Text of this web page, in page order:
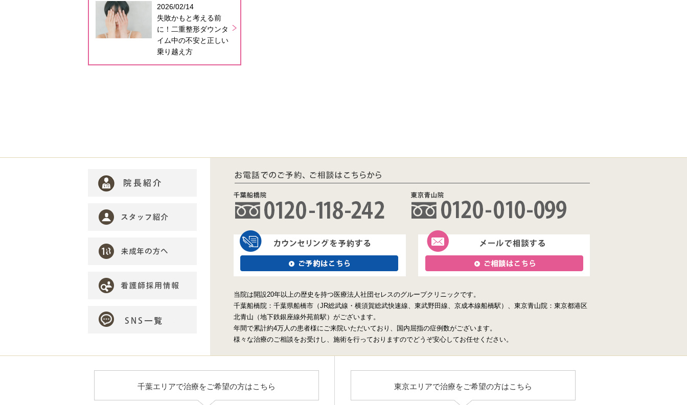
2026/02/14
失敗かもと考える前
に！二重整形ダウンタ
イム中の不安と正しい
乗り越え方
当院は開設20年以上の歴史を持つ医療法人社団セレスのグループクリニックです。
千葉船橋院：千葉県船橋市（JR総武線・横須賀総武快速線、東武野田線、京成本線船橋駅）、東京青山院：東京都港区
北青山（地下鉄銀座線外苑前駅）がございます。
年間で累計約4万人の患者様にご来院いただいており、国内屈指の症例数がございます。
様々な治療のご相談をお受けし、施術を行っておりますのでどうぞ安心してお任せください。
千葉エリアで治療をご希望の方はこちら 東京エリアで治療をご希望の方はこちら